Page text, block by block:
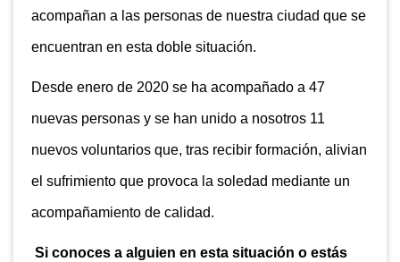
acompañan a las personas de nuestra ciudad que se
encuentran en esta doble situación.
Desde enero de 2020 se ha acompañado a 47
nuevas personas y se han unido a nosotros 11
nuevos voluntarios que, tras recibir formación, alivian
el sufrimiento que provoca la soledad mediante un
acompañamiento de calidad.
Si conoces a alguien en esta situación o estás